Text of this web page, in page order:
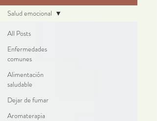
All Posts
Enfermedades
comunes
Alimentación
saludable
Dejar de fumar
Aromaterapia
Salud emocional